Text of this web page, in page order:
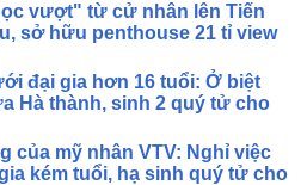
vượt" từ cử nhân lên Tiến
sở hữu penthouse 21 tỉ view
đại gia hơn 16 tuổi: Ở biệt
Hà thành, sinh 2 quý tử cho
của mỹ nhân VTV: Nghỉ việc
kém tuổi, hạ sinh quý tử cho